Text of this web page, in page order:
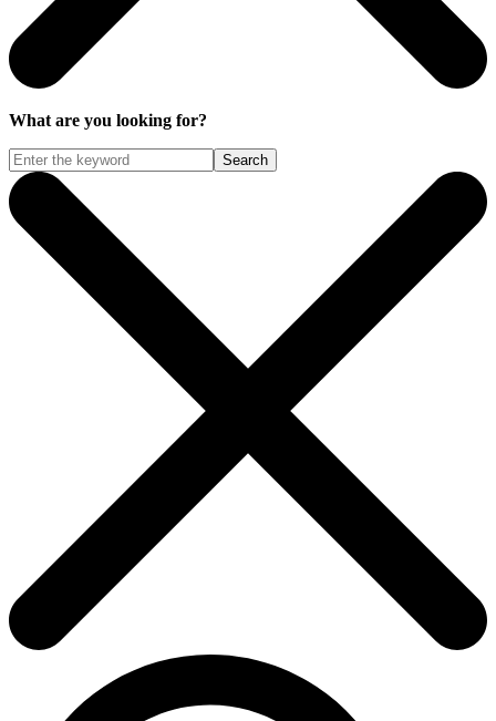
What are you looking for?
Search